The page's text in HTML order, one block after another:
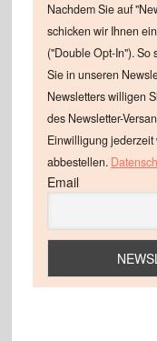
Nachdem Sie auf
schicken wir Ihnen
("Double Opt-In"). So
Sie in unseren
Newsletters willigen
des Newsletter-
Einwilligung
abbestellen.
Email